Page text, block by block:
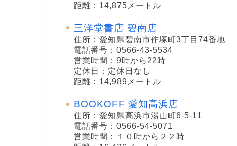
距離：14,875メートル
三洋堂書店 碧南店
住所：愛知県碧南市作塚町3丁目74番地
電話番号：0566-43-5534
営業時間：9時から22時
定休日：定休日なし
距離：14,989メートル
BOOKOFF 愛知高浜店
住所：愛知県高浜市湯山町6-5-11
電話番号：0566-54-5071
営業時間：１０時から２２時